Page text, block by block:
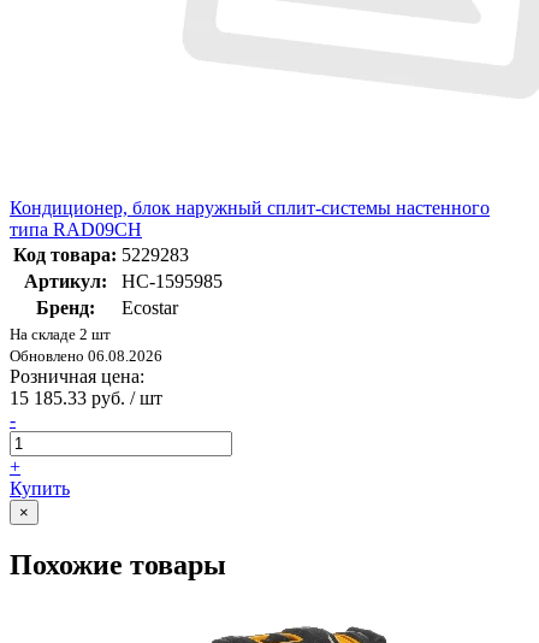
Кондиционер, блок наружный сплит-системы настенного
типа RAD09CH
Код товара: 5229283
Артикул:
НС-1595985
Бренд:
Ecostar
На складе 2 шт
Обновлено 06.08.2026
Розничная цена:
15 185.33 руб. / шт
-
+
Купить
×
Похожие товары